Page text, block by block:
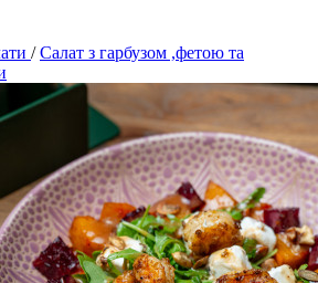
/Салат з гарбузом ,фетою та